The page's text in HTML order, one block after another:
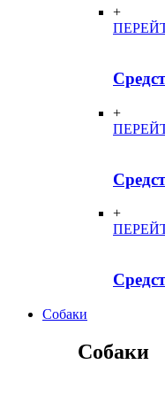
+
+
+
Собаки
Собаки